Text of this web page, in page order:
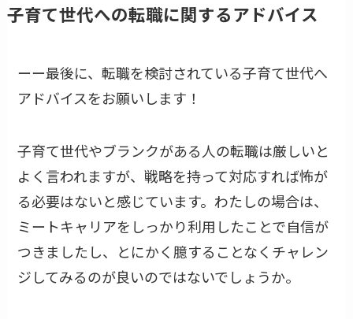
子育て世代への転職に関するアドバイス
ーー最後に、転職を検討されている子育て世代へ
アドバイスをお願いします！
子育て世代やブランクがある人の転職は厳しいと
よく言われますが、戦略を持って対応すれば怖が
る必要はないと感じています。わたしの場合は、
ミートキャリアをしっかり利用したことで自信が
つきましたし、とにかく臆することなくチャレン
ジしてみるのが良いのではないでしょうか。